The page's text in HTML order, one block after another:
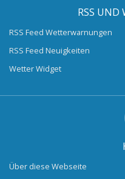
RSS UND
RSS Feed Wetterwarnungen
RSS Feed Neuigkeiten
Wetter Widget
Über diese Webseite